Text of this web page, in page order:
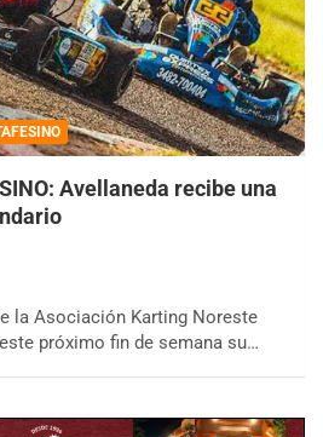
Avellaneda recibe una
la Asociación Karting Noreste
próximo fin de semana su…